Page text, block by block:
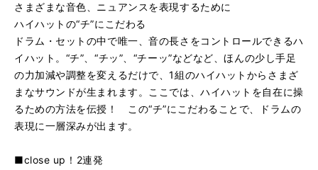
さまざまな音色、ニュアンスを表現するために
ハイハットの“チ”にこだわる
ドラム・セットの中で唯一、音の長さをコントロールできるハ
イハット。“チ”、“チッ”、“チーッ”などなど、ほんの少し手足
の力加減や調整を変えるだけで、1組のハイハットからさまざ
まなサウンドが生まれます。ここでは、ハイハットを自在に操
るための方法を伝授！ この“チ”にこだわることで、ドラムの
表現に一層深みが出ます。
■close up！2連発